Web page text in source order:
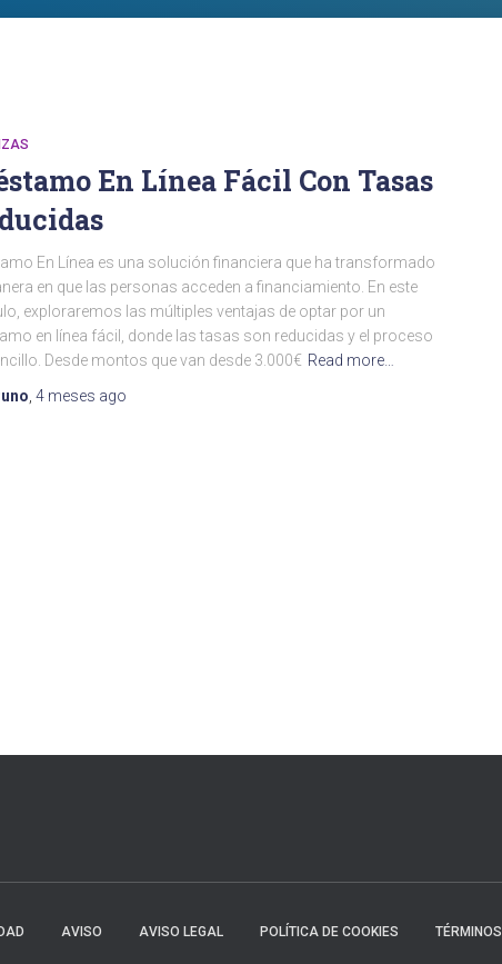
En Línea Fácil Con Tasas
En Línea es una solución financiera que ha transformado
en que las personas acceden a financiamiento. En este
exploraremos las múltiples ventajas de optar por un
en línea fácil, donde las tasas son reducidas y el proceso
Desde montos que van desde 3.000€ Read more…
4 meses ago
AVISO AVISO LEGAL POLÍTICA DE COOKIES TÉRMINOS